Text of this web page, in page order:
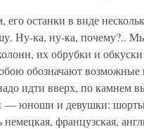
его останки в виде
Ну-ка, ну-ка, почему?..
их обрубки и
обозначают
идти вверх, по камнем
— юноши и девушки:
французская,